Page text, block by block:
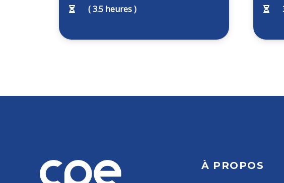
(3.5heures )
À PROPOS